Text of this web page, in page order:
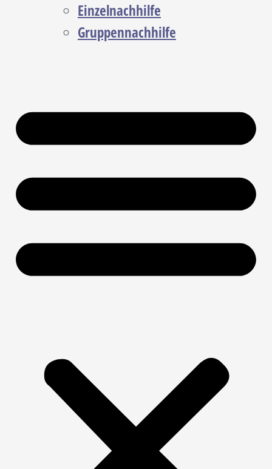
Einzelnachhilfe
Gruppennachhilfe